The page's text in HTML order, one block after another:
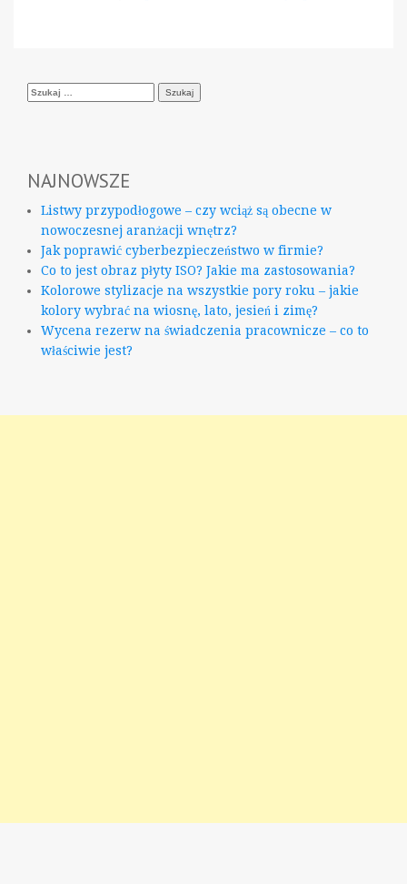
Szukaj:
NAJNOWSZE
Listwy przypodłogowe – czy wciąż są obecne w
nowoczesnej aranżacji wnętrz?
Jak poprawić cyberbezpieczeństwo w firmie?
Co to jest obraz płyty ISO? Jakie ma zastosowania?
Kolorowe stylizacje na wszystkie pory roku – jakie
kolory wybrać na wiosnę, lato, jesień i zimę?
Wycena rezerw na świadczenia pracownicze – co to
właściwie jest?